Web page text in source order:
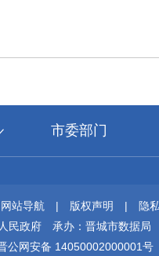
市委部门
网站导航 | 版权声明 |
隐
民政府
承办：晋城市数据局
公网安备 14050002000001号